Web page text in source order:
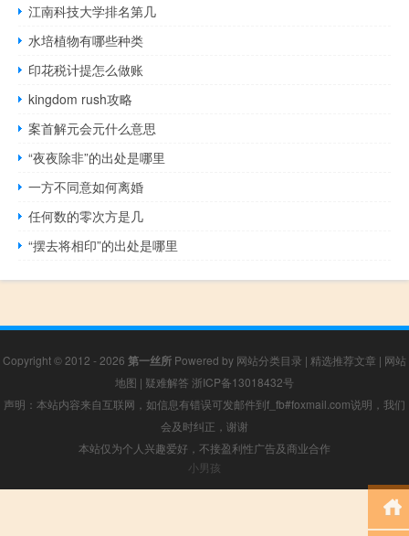
江南科技大学排名第几
水培植物有哪些种类
印花税计提怎么做账
kingdom rush攻略
案首解元会元什么意思
“夜夜除非”的出处是哪里
一方不同意如何离婚
任何数的零次方是几
“摆去将相印”的出处是哪里
Copyright © 2012 - 2026 第一丝所 Powered by 网站分类目录 | 精选推荐文章 | 网站
地图 | 疑难解答 浙ICP备13018432号
声明：本站内容来自互联网，如信息有错误可发邮件到f_fb#foxmail.com说明，我们
会及时纠正，谢谢
本站仅为个人兴趣爱好，不接盈利性广告及商业合作
小男孩